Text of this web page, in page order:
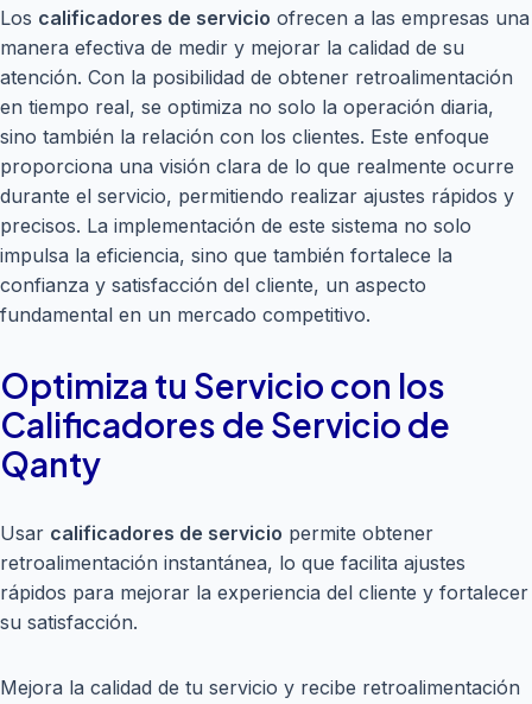
Los calificadores de servicio ofrecen a las empresas una
manera efectiva de medir y mejorar la calidad de su
atención. Con la posibilidad de obtener retroalimentación
en tiempo real, se optimiza no solo la operación diaria,
sino también la relación con los clientes. Este enfoque
proporciona una visión clara de lo que realmente ocurre
durante el servicio, permitiendo realizar ajustes rápidos y
precisos. La implementación de este sistema no solo
impulsa la eficiencia, sino que también fortalece la
confianza y satisfacción del cliente, un aspecto
fundamental en un mercado competitivo.
Optimiza tu Servicio con los
Calificadores de Servicio de
Qanty
Usar calificadores de servicio permite obtener
retroalimentación instantánea, lo que facilita ajustes
rápidos para mejorar la experiencia del cliente y fortalecer
su satisfacción.
Mejora la calidad de tu servicio y recibe retroalimentación